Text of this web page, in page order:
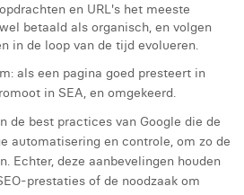
en URL's het meeste
betaald als organisch, en volgen
in de loop van de tijd evolueren.
als een pagina goed presteert in
in SEA, en omgekeerd.
de best practices van Google die de
automatisering en controle, om zo de
Echter, deze aanbevelingen houden
prestaties of de noodzaak om